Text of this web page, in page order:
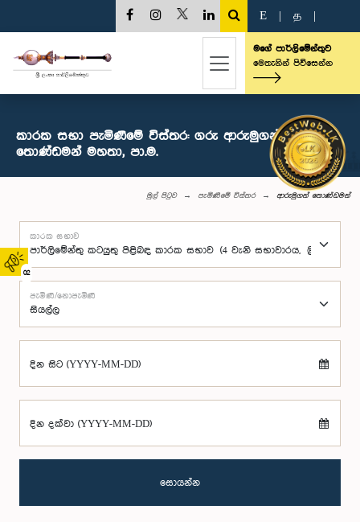
02
E த
මගේ පාර්ලිමේන්තුව
මෙතැනින් පිවිසෙන්න
කාරක සභා පැමිණීමේ විස්තර: ගරු ආරුමුගන්
තොණ්ඩමන් මහතා, පා.ම.
මුල් පිටුව පැමිණීමේ විස්තර ආරුමුගන් තොණ්ඩමන්
කාරක සභාව
පැමිණි/නොපැමිණි
දින සිට (YYYY-MM-DD)
දින දක්වා (YYYY-MM-DD)
සොයන්න